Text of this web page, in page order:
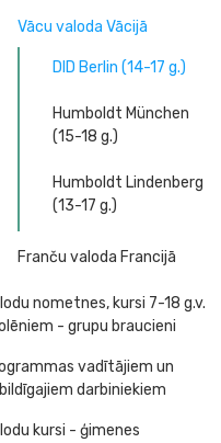
Vācu valoda Vācijā
DID Berlin (14-17 g.)
Humboldt München
(15-18 g.)
Humboldt Lindenberg
(13-17 g.)
Franču valoda Francijā
nometnes, kursi 7-18 g.v.
- grupu braucieni
vadītājiem un
darbiniekiem
kursi - ģimenes